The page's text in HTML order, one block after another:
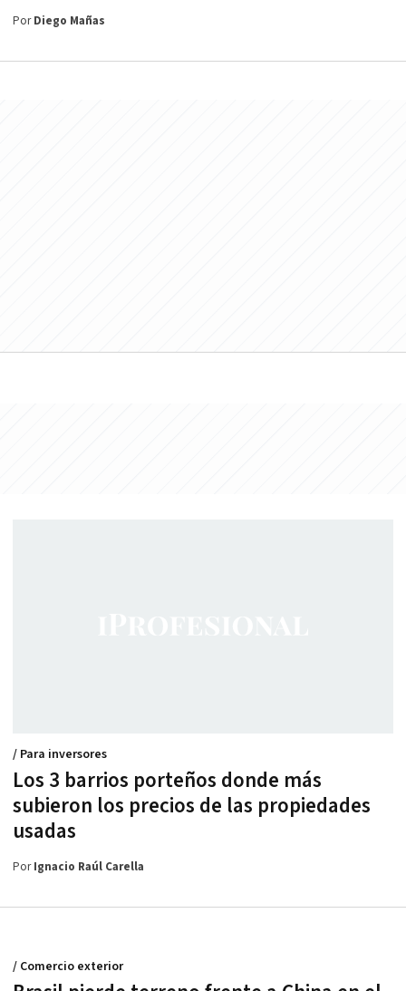
PorDiego Mañas
Los 3 barrios porteños donde más
subieron los precios de las propiedades
usadas
/ Para inversores
PorIgnacio Raúl Carella
/ Comercio exterior